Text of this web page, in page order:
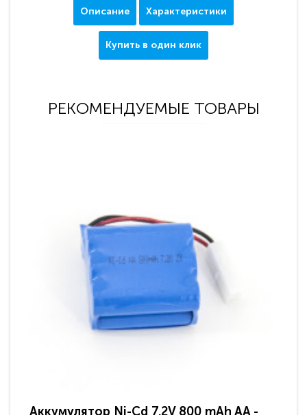
Описание Характеристики
Купить в один клик
РЕКОМЕНДУЕМЫЕ ТОВАРЫ
Аккумулятор Ni-Cd 7.2V 800 mAh AA -